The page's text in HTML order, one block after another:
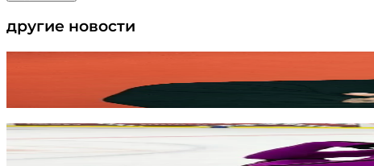
другие новости
Тимати купил сеть пиццерий в
«Её вся Москва ищет! Как так
фигуристки Алины Горбачёвой